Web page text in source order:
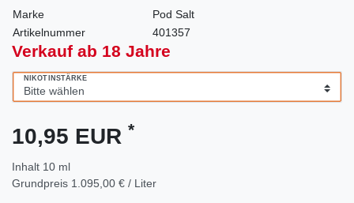
Marke
Pod Salt
Artikelnummer
401357
Verkauf ab 18 Jahre
NIKOTINSTÄRKE
10,95 EUR *
Inhalt 10 ml
Grundpreis 1.095,00 € / Liter